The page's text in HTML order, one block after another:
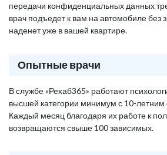
передачи конфиденциальных данных
врач подъедет к вам на автомобиле без
наденет уже в вашей квартире.
Опытные врачи
В службе «Рехаб365» работают
высшей категории минимум с 10-
Каждый месяц благодаря их работе к
возвращаются свыше 100 зависимых.